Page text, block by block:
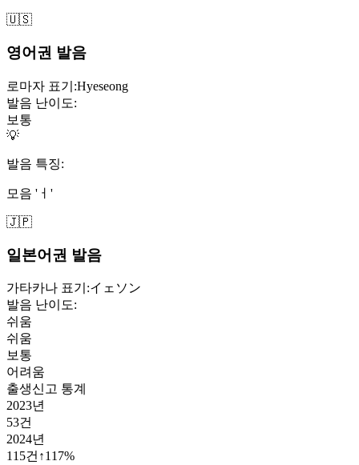
🇺🇸
영어권 발음
로마자 표기:Hyeseong
발음 난이도:
보통
💡
발음 특징:
모음 'ㅓ'
🇯🇵
일본어권 발음
가타카나 표기:イェソン
발음 난이도:
쉬움
쉬움
보통
어려움
출생신고 통계
2023년
53건
2024년
115건 ↑117%